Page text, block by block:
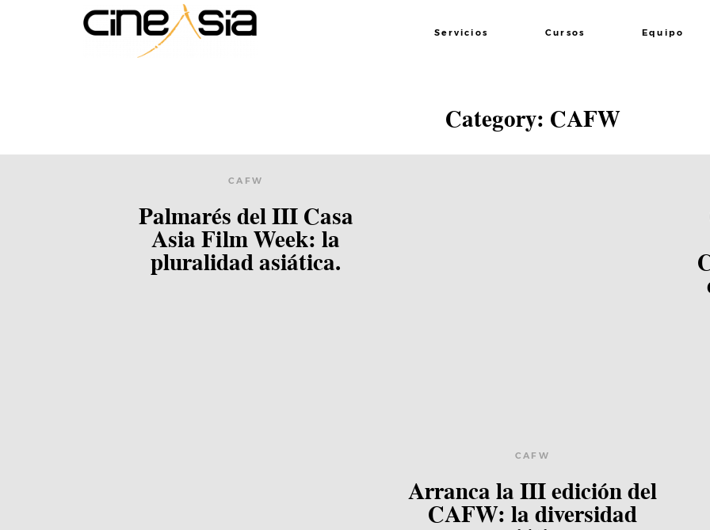
Servicios Cursos Equipo
Category: CAFW
CAFW
Palmarés del III Casa
Asia Film Week: la
pluralidad asiática.
CAFW
Arranca la III edición del
CAFW: la diversidad